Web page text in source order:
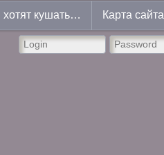
кушать… Карта сайта